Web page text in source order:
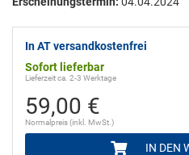
In AT versandkostenfrei
Sofort lieferbar
Lieferzeit ca. 2-3 Werktage
59,00 €
Normalpreis (inkl. MwSt.)
IN DEN